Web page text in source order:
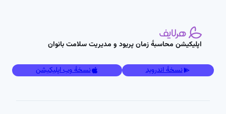
اپلیکیشن محاسبۀ زمان پریود و مدیریت سلامت بانوان
نسخۀ اندروید نسخۀ وب اپلیکیشن